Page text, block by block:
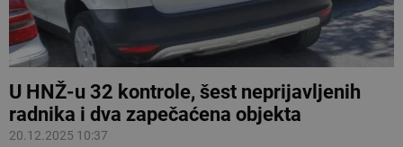
U HNŽ-u 32 kontrole, šest neprijavljenih
radnika i dva zapečaćena objekta
20.12.2025 10:37